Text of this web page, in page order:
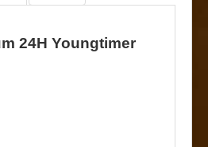
24H Youngtimer